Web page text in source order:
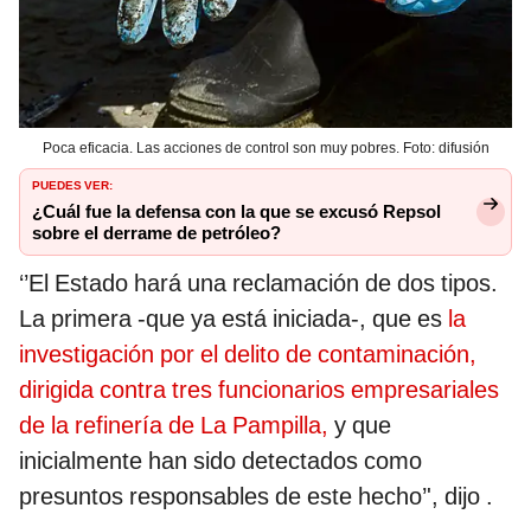
Poca eficacia. Las acciones de control son muy pobres. Foto: difusión
PUEDES VER:
¿Cuál fue la defensa con la que se excusó Repsol
sobre el derrame de petróleo?
‘’El Estado hará una reclamación de dos tipos.
La primera -que ya está iniciada-, que es la
investigación por el delito de contaminación,
dirigida contra tres funcionarios empresariales
de la refinería de La Pampilla, y que
inicialmente han sido detectados como
presuntos responsables de este hecho’', dijo .